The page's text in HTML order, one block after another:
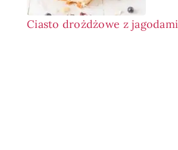
Ciasto drożdżowe z jagodami